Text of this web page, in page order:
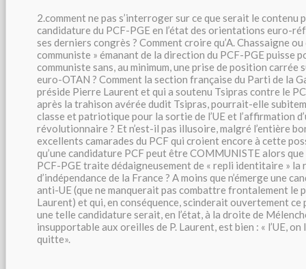
2.comment ne pas s’interroger sur ce que serait le contenu
candidature du PCF-PGE en l’état des orientations euro-
ses derniers congrès ? Comment croire qu’A. Chassaigne
communiste » émanant de la direction du PCF-PGE puisse
communiste sans, au minimum, une prise de position carrée
euro-OTAN ? Comment la section française du Parti de la
préside Pierre Laurent et qui a soutenu Tsipras contre le
après la trahison avérée dudit Tsipras, pourrait-elle
classe et patriotique pour la sortie de l’UE et l’affirmation
révolutionnaire ? Et n’est-il pas illusoire, malgré l’entière
excellents camarades du PCF qui croient encore à cette
qu’une candidature PCF peut être COMMUNISTE alors
PCF-PGE traite dédaigneusement de « repli identitaire » la
d’indépendance de la France ? A moins que n’émerge une
anti-UE (que ne manquerait pas combattre frontalement le
Laurent) et qui, en conséquence, scinderait ouvertement
une telle candidature serait, en l’état, à la droite de
insupportable aux oreilles de P. Laurent, est bien : « l’UE, on
quitte».